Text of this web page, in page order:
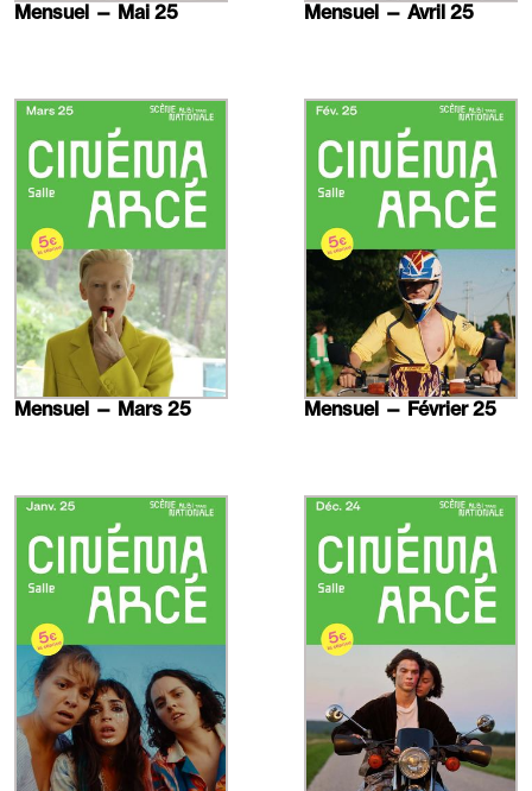
Mensuel — Mai 25 Mensuel — Avril 25
Mensuel — Mars 25
En
plus
Mensuel — Février 25
En
plus
En
plus
En
plus